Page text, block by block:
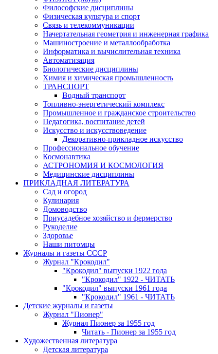
Философские дисциплины
Физическая культура и спорт
Связь и телекоммуникации
Начертательная геометрия и инженерная графика
Машиностроение и металлообработка
Информатика и вычислительная техника
Автоматизация
Биологические дисциплины
Химия и химическая промышленность
ТРАНСПОРТ
Водный транспорт
Топливно-энергетический комплекс
Промышленное и гражданское строительство
Педагогика, воспитание детей
Искусство и искусствоведение
Декоративно-прикладное искусство
Профессиональное обучение
Космонавтика
АСТРОНОМИЯ И КОСМОЛОГИЯ
Медицинские дисциплины
ПРИКЛАДНАЯ ЛИТЕРАТУРА
Сад и огород
Кулинария
Домоводство
Приусадебное хозяйство и фермерство
Рукоделие
Здоровье
Наши питомцы
Журналы и газеты СССР
Журнал "Крокодил"
"Крокодил" выпуски 1922 года
"Крокодил" 1922 - ЧИТАТЬ
"Крокодил" выпуски 1961 года
"Крокодил" 1961 - ЧИТАТЬ
Детские журналы и газеты
Журнал "Пионер"
Журнал Пионер за 1955 год
Читать - Пионер за 1955 год
Художественная литература
Детская литература